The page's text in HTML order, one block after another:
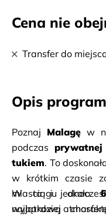
Cena nie
Transfer do
Opis
Poznaj Malagę w
podczas
tukiem. To
w krótkim czasie
miasta i
wyjątkową
W ciągu około
najbardziej